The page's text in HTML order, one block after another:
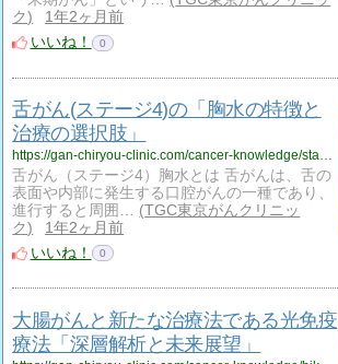
ク
1年2ヶ月前
いいね！
0
舌がん(ステージ4)の「胸水の特徴と
治療の選択肢」
https://gan-chiryou-clinic.com/cancer-knowledge/stage-4-tongue-cancer-pleural-effusion/
舌がん（ステージ4）胸水とは 舌がんは、舌の
表面や内部に発生する口腔がんの一種であり、
進行すると周囲…
TGC東京がんクリニッ
ク
1年2ヶ月前
いいね！
0
大腸がんと新たな治療法である光免疫
療法「深層解析と未来展望」